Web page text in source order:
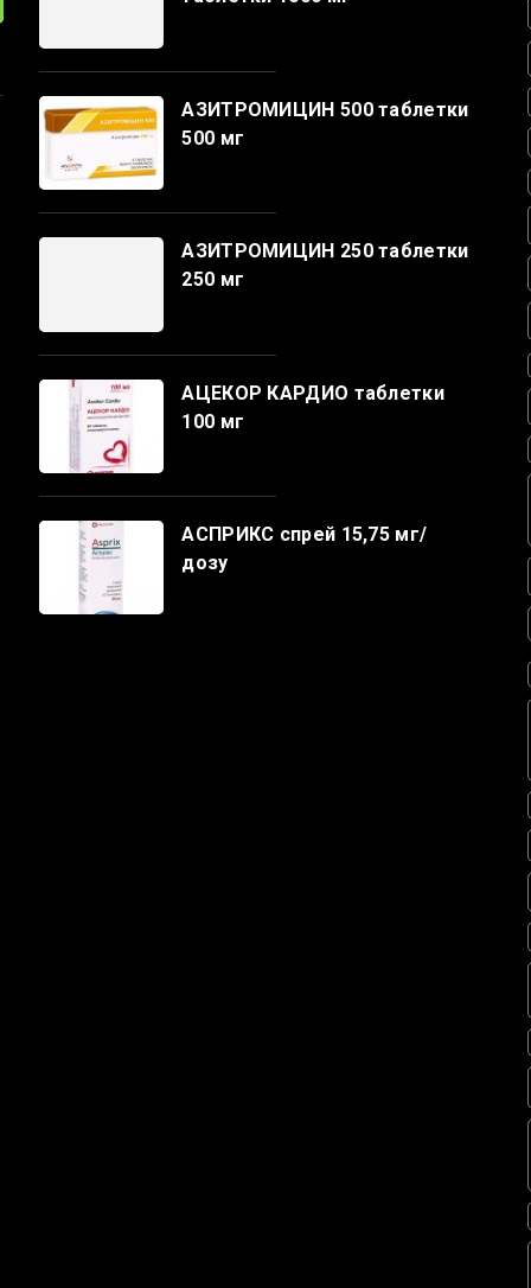
АЗИТРОМИЦИН 500 таблетки
500 мг
АЗИТРОМИЦИН 250 таблетки
250 мг
АЦЕКОР КАРДИО таблетки
100 мг
АСПРИКС спрей 15,75 мг/
дозу